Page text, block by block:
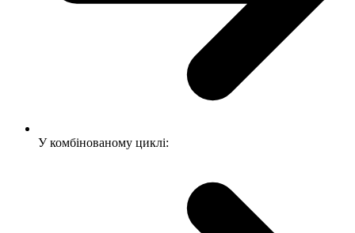
У комбінованому циклі: